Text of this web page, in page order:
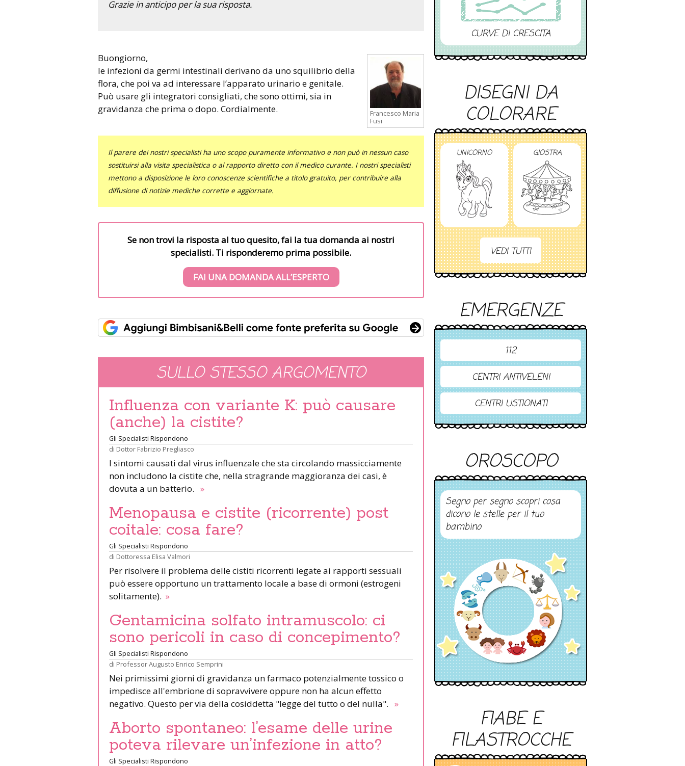
Grazie in anticipo per la sua risposta.
Francesco Maria
Fusi
Buongiorno,
le infezioni da germi intestinali derivano da uno squilibrio della
flora, che poi va ad interessare l’apparato urinario e genitale.
Può usare gli integratori consigliati, che sono ottimi, sia in
gravidanza che prima o dopo. Cordialmente.
Il parere dei nostri specialisti ha uno scopo puramente informativo e non può in nessun caso
sostituirsi alla visita specialistica o al rapporto diretto con il medico curante. I nostri specialisti
mettono a disposizione le loro conoscenze scientifiche a titolo gratuito, per contribuire alla
diffusione di notizie mediche corrette e aggiornate.
Se non trovi la risposta al tuo quesito, fai la tua domanda ai nostri
specialisti. Ti risponderemo prima possibile.
FAI UNA DOMANDA ALL’ESPERTO
SULLO STESSO ARGOMENTO
Influenza con variante K: può causare
(anche) la cistite?
Gli Specialisti Rispondono
di Dottor Fabrizio Pregliasco
I sintomi causati dal virus influenzale che sta circolando massicciamente
non includono la cistite che, nella stragrande maggioranza dei casi, è
dovuta a un batterio. »
Menopausa e cistite (ricorrente) post
coitale: cosa fare?
Gli Specialisti Rispondono
di Dottoressa Elisa Valmori
Per risolvere il problema delle cistiti ricorrenti legate ai rapporti sessuali
può essere opportuno un trattamento locale a base di ormoni (estrogeni
solitamente). »
Gentamicina solfato intramuscolo: ci
sono pericoli in caso di concepimento?
Gli Specialisti Rispondono
di Professor Augusto Enrico Semprini
Nei primissimi giorni di gravidanza un farmaco potenzialmente tossico o
impedisce all'embrione di sopravvivere oppure non ha alcun effetto
negativo. Questo per via della cosiddetta "legge del tutto o del nulla". »
Aborto spontaneo: l’esame delle urine
poteva rilevare un’infezione in atto?
Gli Specialisti Rispondono
CURVE DI CRESCITA
DISEGNI DA
COLORARE
UNICORNO GIOSTRA
VEDI TUTTI
EMERGENZE
112
CENTRI ANTIVELENI
CENTRI USTIONATI
OROSCOPO
Segno per segno scopri cosa
dicono le stelle per il tuo
bambino
FIABE E
FILASTROCCHE